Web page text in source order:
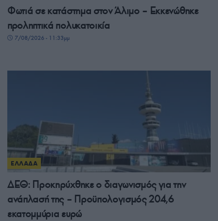
Φωτιά σε κατάστημα στον Άλιμο – Εκκενώθηκε
προληπτικά πολυκατοικία
7/08/2026 - 11:33μμ
ΕΛΛΑΔΑ
ΔΕΘ: Προκηρύχθηκε ο διαγωνισμός για την
ανάπλασή της – Προϋπολογισμός 204,6
εκατομμύρια ευρώ